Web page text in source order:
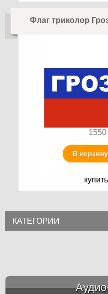
Флаг триколор
1550
В корзину
КАТЕГОРИИ